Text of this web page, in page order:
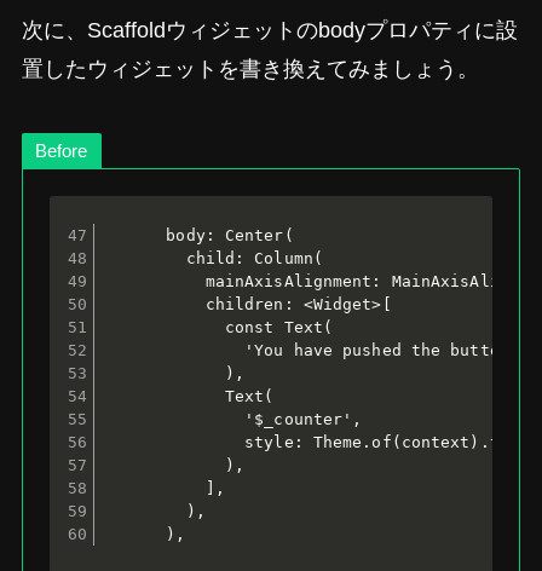
次に、Scaffoldウィジェットのbodyプロパティに設
置したウィジェットを書き換えてみましょう。
Before
      body: Center(
        child: Column(
mainAxisAlignment:
          children: <Widget>[
            const Text(
'You have pushed the button
            ),
            Text(
              '$_counter',
style:
            ),
          ],
        ),
      ),